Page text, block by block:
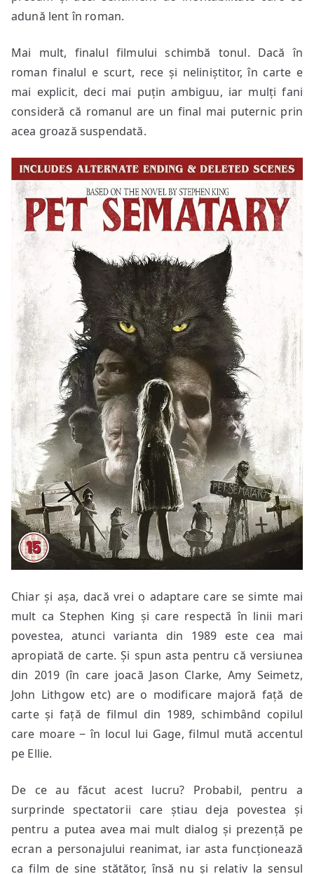
adună lent în roman.
Mai mult, finalul filmului schimbă tonul. Dacă în
roman finalul e scurt, rece și neliniștitor, în carte e
mai explicit, deci mai puțin ambiguu, iar mulți fani
consideră că romanul are un final mai puternic prin
acea groază suspendată.
Chiar și așa, dacă vrei o adaptare care se simte mai
mult ca Stephen King și care respectă în linii mari
povestea, atunci varianta din 1989 este cea mai
apropiată de carte. Și spun asta pentru că versiunea
din 2019 (în care joacă Jason Clarke, Amy Seimetz,
John Lithgow etc) are o modificare majoră față de
carte și față de filmul din 1989, schimbând copilul
care moare ‒ în locul lui Gage, filmul mută accentul
pe Ellie.
De ce au făcut acest lucru? Probabil, pentru a
surprinde spectatorii care știau deja povestea și
pentru a putea avea mai mult dialog și prezență pe
ecran a personajului reanimat, iar asta funcționează
ca film de sine stătător, însă nu și relativ la sensul